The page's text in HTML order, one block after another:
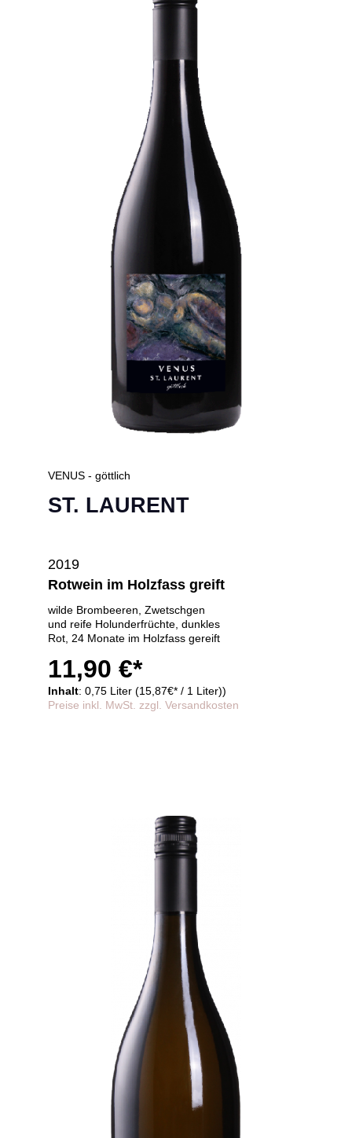
VENUS - göttlich
ST. LAURENT
2019
Rotwein im Holzfass greift
wilde Brombeeren, Zwetschgen
und reife Holunderfrüchte, dunkles
Rot, 24 Monate im Holzfass gereift
11,90 €*
Inhalt: 0,75 Liter (15,87€* / 1 Liter))
Preise inkl. MwSt. zzgl. Versandkosten